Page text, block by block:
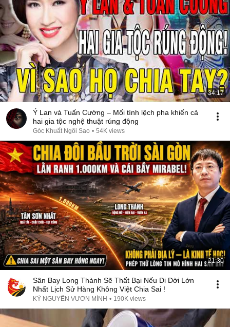
34:17
Ý Lan và Tuấn Cường – Mối tình lệch pha khiến cả
hai gia tộc nghệ thuật rúng động
Góc Khuất Ngôi Sao • 54K views
21:30
Sân Bay Long Thành Sẽ Thất Bại Nếu Di Dời Lớn
Nhất Lịch Sử Hàng Không Việt Chia Sai !
KỶ NGUYÊN VƯƠN MÌNH • 190K views